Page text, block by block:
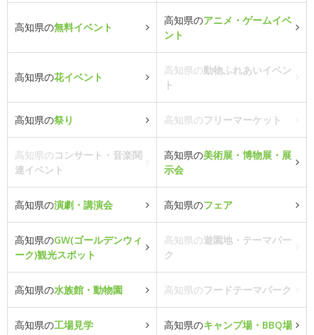
高知県の無料イベント
高知県のアニメ・ゲームイベ
ント
高知県の花イベント
高知県の動物ふれあいイベン
ト
高知県の祭り 高知県のフリーマーケット
高知県のコンサート・音楽関
連イベント
高知県の美術展・博物展・展
示会
高知県の演劇・講演会 高知県のフェア
高知県のGW(ゴールデンウィ
ーク)観光スポット
高知県の遊園地・テーマパー
ク
高知県の水族館・動物園 高知県のフードテーマパーク
高知県の工場見学 高知県のキャンプ場・BBQ場